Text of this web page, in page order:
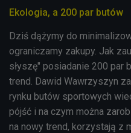
Ekologia, a 200 par butów
Dziś dążymy do
ograniczamy zakupy. Jak
słyszę" posiadanie 200 par
trend. Dawid Wawrzyszyn
rynku butów sportowych
pójść i na czym można
na nowy trend, korzystają z